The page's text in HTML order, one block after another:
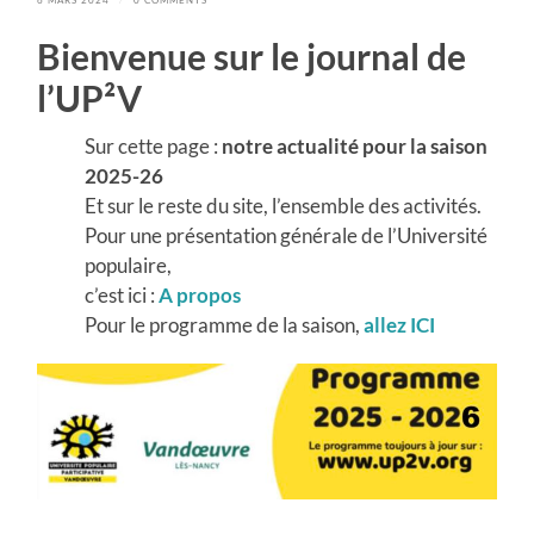
Bienvenue sur le journal de
l’UP²V
Sur cette page : notre actualité pour la saison
2025-26
Et sur le reste du site, l’ensemble des activités.
Pour une présentation générale de l’Université
populaire,
c’est ici :A propos
Pour le programme de la saison,allezICI